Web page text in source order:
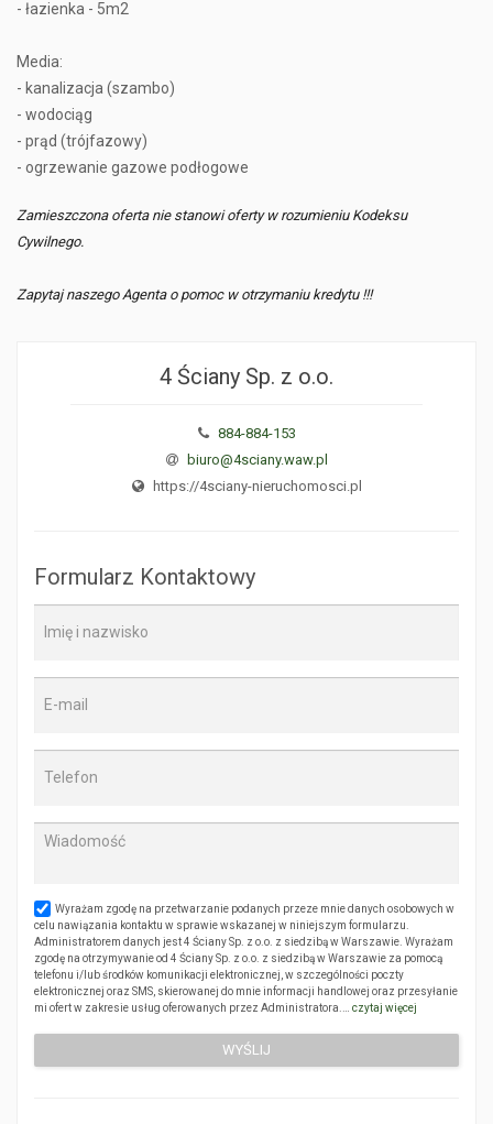
- łazienka - 5m2
Media:
- kanalizacja (szambo)
- wodociąg
- prąd (trójfazowy)
- ogrzewanie gazowe podłogowe
Zamieszczona oferta nie stanowi oferty w rozumieniu Kodeksu
Cywilnego.
Zapytaj naszego Agenta o pomoc w otrzymaniu kredytu !!!
4 Ściany Sp. z o.o.
884-884-153
biuro@4sciany.waw.pl
https://4sciany-nieruchomosci.pl
Formularz Kontaktowy
Wyrażam zgodę na przetwarzanie podanych przeze mnie danych osobowych w
celu nawiązania kontaktu w sprawie wskazanej w niniejszym formularzu.
Administratorem danych jest 4 Ściany Sp. z o.o. z siedzibą w Warszawie. Wyrażam
zgodę na otrzymywanie od 4 Ściany Sp. z o.o. z siedzibą w Warszawie za pomocą
telefonu i/lub środków komunikacji elektronicznej, w szczególności poczty
elektronicznej oraz SMS, skierowanej do mnie informacji handlowej oraz przesyłanie
mi ofert w zakresie usług oferowanych przez Administratora.… czytaj więcej